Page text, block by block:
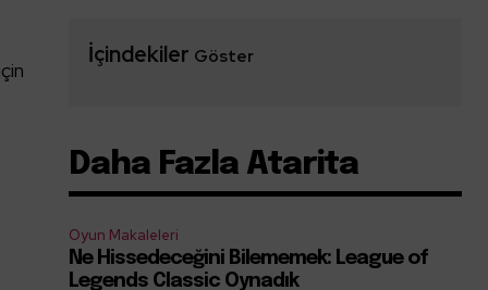
İçindekiler Göster
Daha Fazla Atarita
Oyun Makaleleri
Ne Hissedeceğini Bilememek: League of
Legends Classic Oynadık